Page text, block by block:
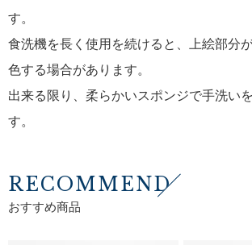
す。
食洗機を長く使用を続けると、上絵部分
色する場合があります。
出来る限り、柔らかいスポンジで手洗い
す。
RECOMMEND
おすすめ商品